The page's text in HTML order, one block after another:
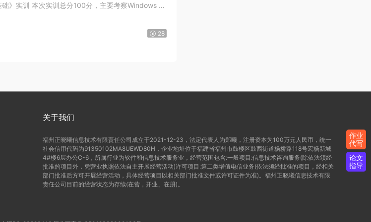
28
关于我们
福州正晓曦信息技术有限责任公司成立于2021-12-23，法定代表人为郑曦，注册资本为100万元人民币，统一
社会信用代码为91350102MA8UEWD80H，企业地址位于福建省福州市鼓楼区鼓西街道杨桥路118号宏杨新城
4#楼6层办公C-6，所属行业为软件和信息技术服务业，经营范围包含:一般项目:信息技术咨询服务(除依法须经
批准的项目外，凭营业执照依法自主开展经营活动)许可项目:第二类增值电信业务(依法须经批准的项目，经相关
部门批准后方可开展经营活动，具体经营项目以相关部门批准文件或许可证件为准)。福州正晓曦信息技术有限
责任公司目前的经营状态为存续(在营，开业、在册)。
作业
代写
论文
指导